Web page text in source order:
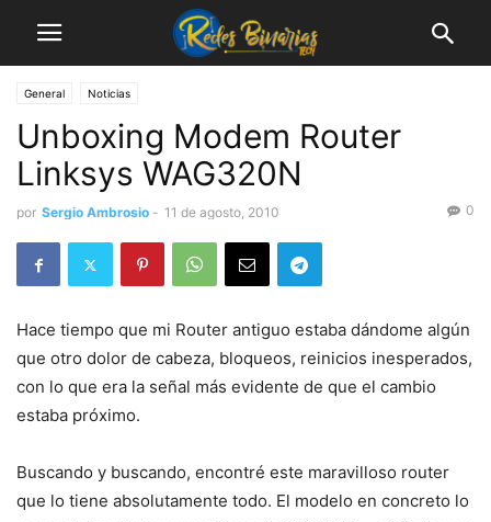
General Noticias
Unboxing Modem Router
Linksys WAG320N
por Sergio Ambrosio - 11 de agosto, 2010 0
Hace tiempo que mi Router antiguo estaba dándome algún
que otro dolor de cabeza, bloqueos, reinicios inesperados,
con lo que era la señal más evidente de que el cambio
estaba próximo.
Buscando y buscando, encontré este maravilloso router
que lo tiene absolutamente todo. El modelo en concreto lo